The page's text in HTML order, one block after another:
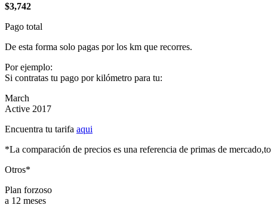
$3,742
Pago total
De esta forma solo pagas por los km que recorres.
Por ejemplo:
Si contratas tu pago por kilómetro para tu:
March
Active 2017
Encuentra tu tarifa aqui
*La comparación de precios es una referencia de primas de
Otros*
Plan forzoso
a 12 meses